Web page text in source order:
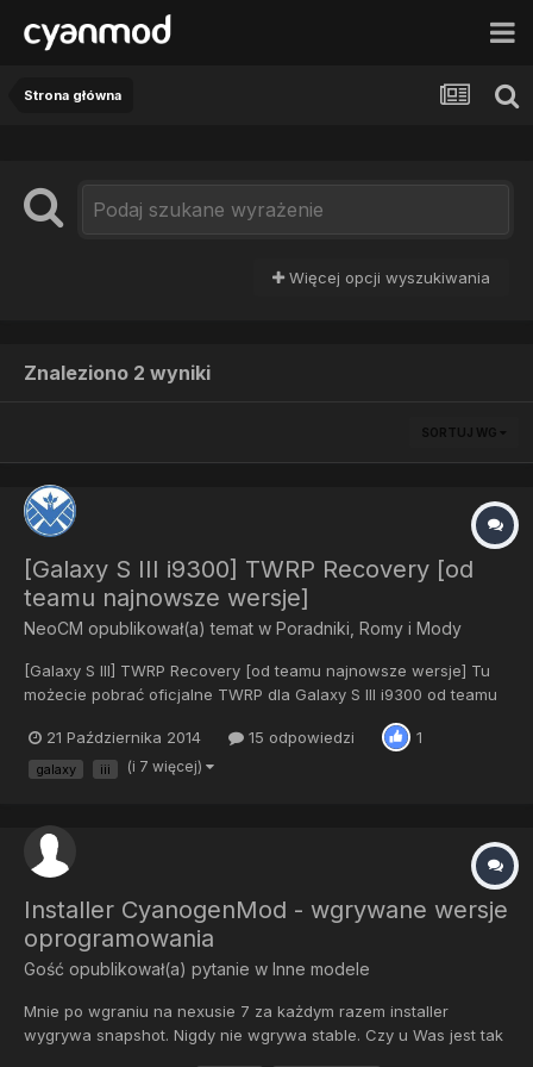
Strona główna
Więcej opcji wyszukiwania
Znaleziono 2 wyniki
SORTUJ WG
[Galaxy S III i9300] TWRP Recovery [od
teamu najnowsze wersje]
NeoCM opublikował(a) temat w Poradniki, Romy i Mody
[Galaxy S III] TWRP Recovery [od teamu najnowsze wersje] Tu
możecie pobrać oficjalne TWRP dla Galaxy S III i9300 od teamu
Odin307.zip Wejdź na stronęPobierz wersję, która cię insteresuje
(klikaj next )Instrukcja wgrywania poprzez odin: Pobie...
21 Października 2014 15 odpowiedzi 1
galaxy iii (i 7 więcej)
Installer CyanogenMod - wgrywane wersje
oprogramowania
Gość opublikował(a) pytanie w Inne modele
Mnie po wgraniu na nexusie 7 za każdym razem installer
wygrywa snapshot. Nigdy nie wgrywa stable. Czy u Was jest tak